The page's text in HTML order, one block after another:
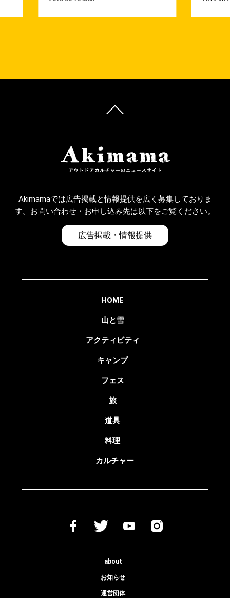
Akimamaでは広告掲載と情報提供を広く募集しておりま
す。お問い合わせ・お申し込み先は以下をご覧ください。
広告掲載・情報提供
HOME
山と雪
アクティビティ
キャンプ
フェス
旅
道具
料理
カルチャー
about
お知らせ
運営団体